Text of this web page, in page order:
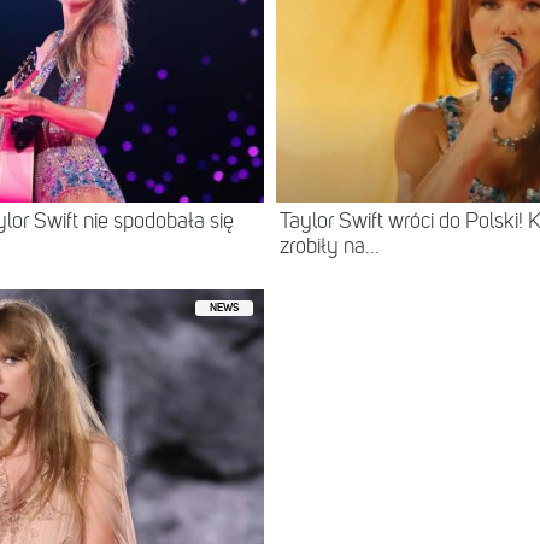
Swift nie spodobała się
Taylor Swift wróci do Polski!
zrobiły na...
NEWS